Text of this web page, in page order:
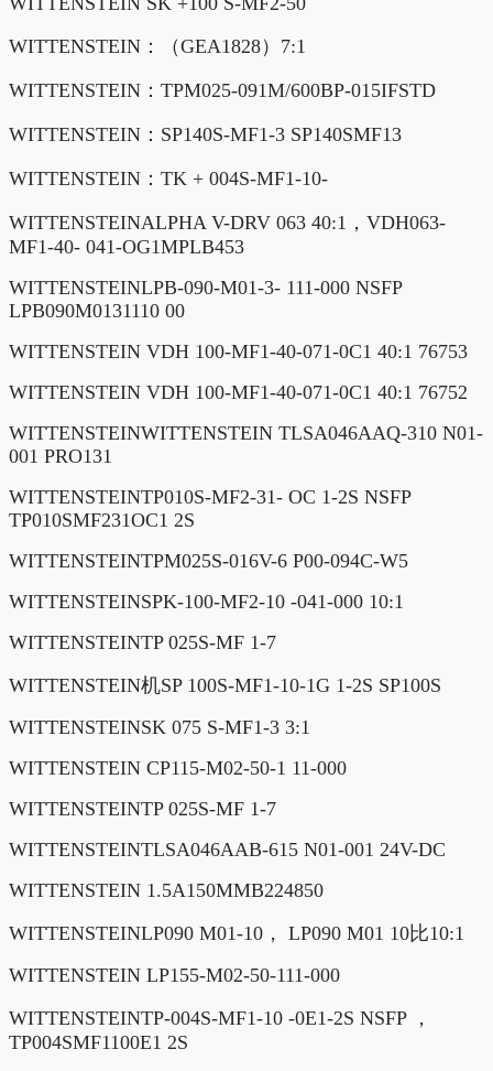
WITTENSTEIN：（GEA1828）7:1
WITTENSTEIN：TPM025-091M/600BP-015IFSTD
WITTENSTEIN：SP140S-MF1-3 SP140SMF13
WITTENSTEIN：TK + 004S-MF1-10-
WITTENSTEINALPHA V-DRV 063 40:1，VDH063-
MF1-40- 041-OG1MPLB453
WITTENSTEINLPB-090-M01-3- 111-000 NSFP
LPB090M0131110 00
WITTENSTEIN VDH 100-MF1-40-071-0C1 40:1 76753
WITTENSTEIN VDH 100-MF1-40-071-0C1 40:1 76752
WITTENSTEINWITTENSTEIN TLSA046AAQ-310 N01-
001 PRO131
WITTENSTEINTP010S-MF2-31- OC 1-2S NSFP
TP010SMF231OC1 2S
WITTENSTEINTPM025S-016V-6 P00-094C-W5
WITTENSTEINSPK-100-MF2-10 -041-000 10:1
WITTENSTEINTP 025S-MF 1-7
WITTENSTEIN机SP 100S-MF1-10-1G 1-2S SP100S
WITTENSTEINSK 075 S-MF1-3 3:1
WITTENSTEIN CP115-M02-50-1 11-000
WITTENSTEINTP 025S-MF 1-7
WITTENSTEINTLSA046AAB-615 N01-001 24V-DC
WITTENSTEIN 1.5A150MMB224850
WITTENSTEINLP090 M01-10， LP090 M01 10比10:1
WITTENSTEIN LP155-M02-50-111-000
WITTENSTEINTP-004S-MF1-10 -0E1-2S NSFP ，
TP004SMF1100E1 2S